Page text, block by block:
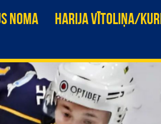
NOMA
HARIJA VĪTOLIŅA/